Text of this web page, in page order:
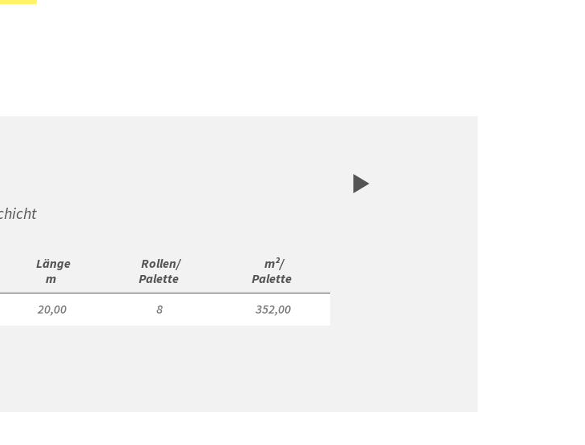
Länge
m
Rollen/
Palette
m²/
Palette
20,00 8 352,00